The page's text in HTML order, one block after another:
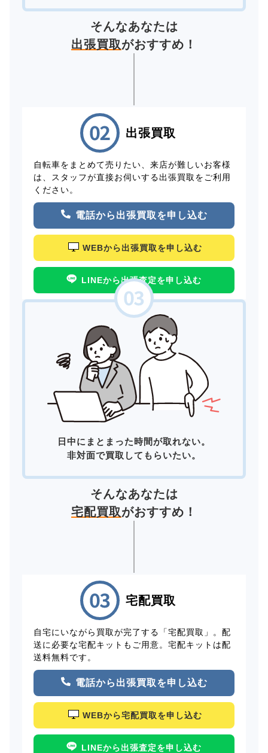
そんなあなたは
出張買取がおすすめ！
出張買取
自転車をまとめて売りたい、来店が難しいお客様
は、スタッフが直接お伺いする出張買取をご利用
ください。
電話から出張買取を申し込む
WEBから出張買取を申し込む
LINEから出張査定を申し込む
日中にまとまった時間が取れない。
非対面で買取してもらいたい。
そんなあなたは
宅配買取がおすすめ！
宅配買取
自宅にいながら買取が完了する「宅配買取」。配
送に必要な宅配キットもご用意。宅配キットは配
送料無料です。
電話から出張買取を申し込む
WEBから宅配買取を申し込む
LINEから出張査定を申し込む